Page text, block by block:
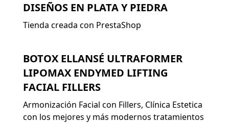
DISEÑOS EN PLATA Y PIEDRA
Tienda creada con PrestaShop
BOTOX ELLANSÉ ULTRAFORMER
LIPOMAX ENDYMED LIFTING
FACIAL FILLERS
Armonización Facial con Fillers, Clínica Estetica
con los mejores y más modernos tratamientos